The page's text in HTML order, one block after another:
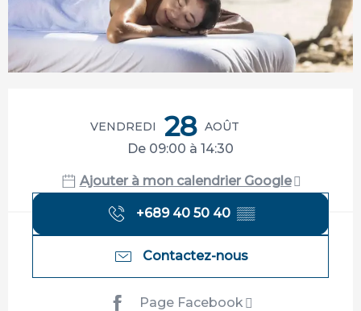
VENDREDI 28 AOÛT
De 09:00 à 14:30
Ajouter à mon calendrier Google
+689 40 50 40 ▒▒
Contactez-nous
Page Facebook